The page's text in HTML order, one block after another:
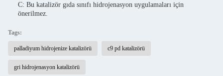
C: Bu katalizör gıda sınıfı hidrojenasyon uygulamaları için
önerilmez.
Tags:
palladiyum hidrojenize katalizörü c9 pd katalizörü
gri hidrojenasyon katalizörü